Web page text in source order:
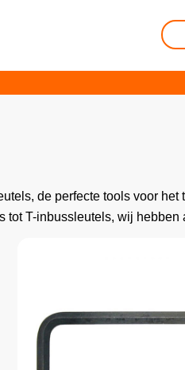
de perfecte tools voor
tot T-inbussleutels, wij